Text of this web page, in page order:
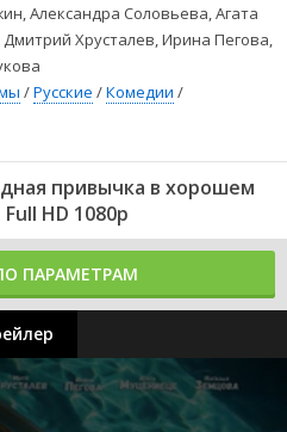
Александра Соловьева, Агата
Хрусталев, Ирина Пегова,
/Русские /Комедии /
привычка в хорошем
HD 1080p
ПАРАМЕТРАМ